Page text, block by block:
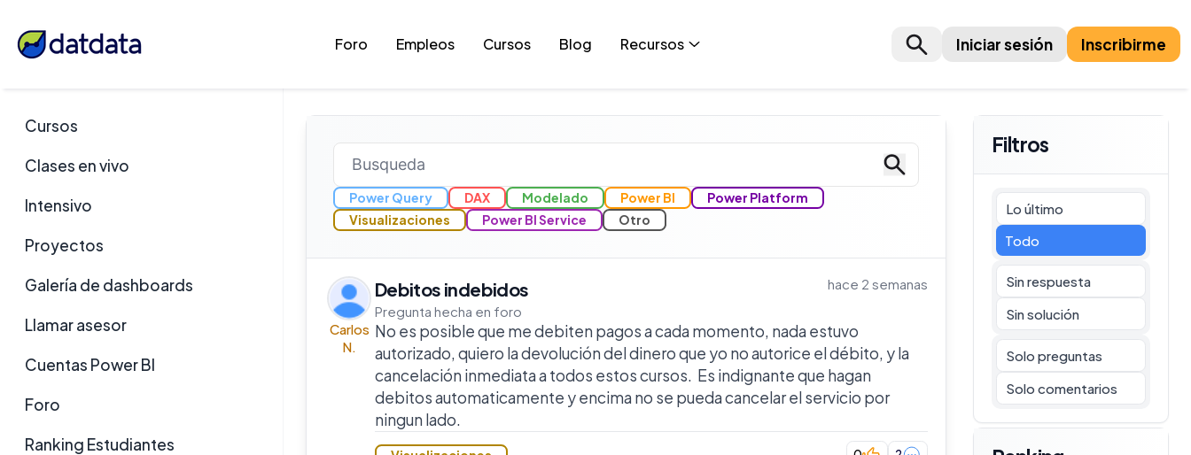
Foro Empleos Cursos Blog Recursos Iniciar sesión Inscribirme
Cursos
Clases en vivo
Intensivo
Proyectos
Galería de dashboards
Llamar asesor
Cuentas Power BI
Foro
Ranking Estudiantes
Filtros
Lo último
Todo
Sin respuesta
Sin solución
Solo preguntas
Solo comentarios
Power Query DAX Modelado Power BI
Power Platform
Visualizaciones
Power BI Service Otro
Carlos
N.
Debitos indebidos
Pregunta hecha en foro
hace 2 semanas
No es posible que me debiten pagos a cada momento, nada estuvo
autorizado, quiero la devolución del dinero que yo no autorice el débito, y la
cancelación inmediata a todos estos cursos. Es indignante que hagan
debitos automaticamente y encima no se pueda cancelar el servicio por
ningun lado.